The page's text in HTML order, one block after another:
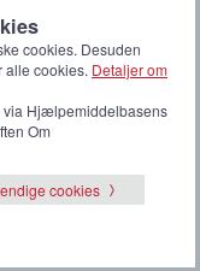
cookies. Desuden
alle cookies. Detaljer om
via Hjælpemiddelbasens
Om
cookies